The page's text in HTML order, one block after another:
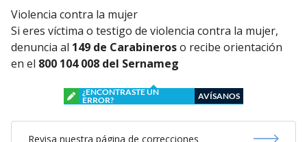
Violencia contra la mujer
Si eres víctima o testigo de violencia contra la mujer,
denuncia al 149 de Carabineroso recibe orientación
en el 800 104 008 del Sernameg
¿ENCONTRASTE UN
ERROR?
AVÍSANOS
Revisa nuestra página de correcciones